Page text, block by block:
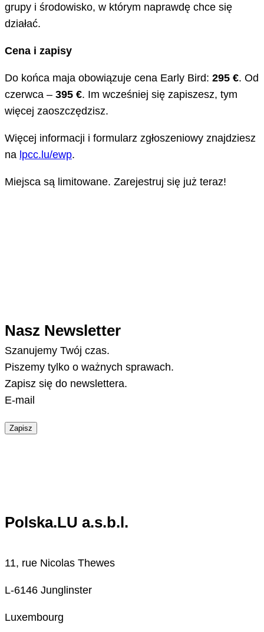
grupy i środowisko, w którym naprawdę chce się
działać.
Cena i zapisy
Do końca maja obowiązuje cena Early Bird: 295 €. Od
czerwca – 395 €. Im wcześniej się zapiszesz, tym
więcej zaoszczędzisz.
Więcej informacji i formularz zgłoszeniowy znajdziesz
na lpcc.lu/ewp.
Miejsca są limitowane. Zarejestruj się już teraz!
Nasz Newsletter
Szanujemy Twój czas.
Piszemy tylko o ważnych sprawach.
Zapisz się do newslettera.
E-mail
Zapisz
Polska.LU a.s.b.l.
11, rue Nicolas Thewes
L-6146 Junglinster
Luxembourg